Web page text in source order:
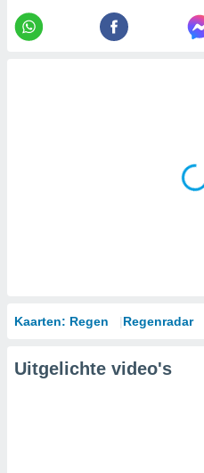
Kaarten: Regen Regenradar
Uitgelichte video's